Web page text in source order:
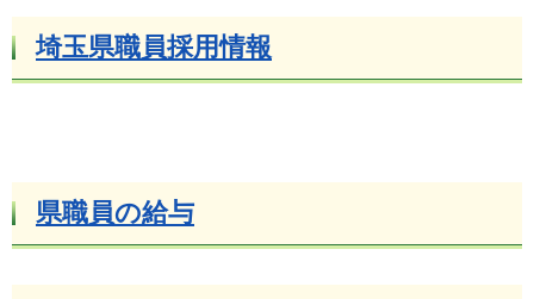
埼玉県職員採用情報
県職員の給与